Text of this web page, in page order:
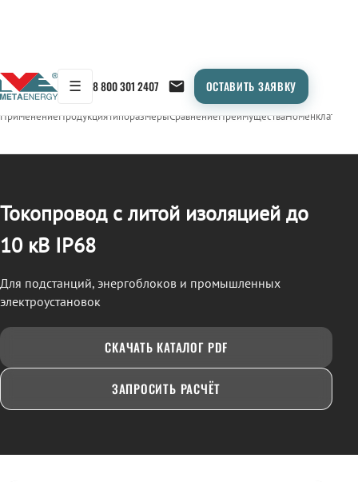
☰ 8 800 301 2407 ОСТАВИТЬ ЗАЯВКУ
← Продукция/ТОКОПРОВОД
ПрименениеПродукцияТипоразмерыСравнениеПреимуществаНоменклатура
Токопровод с литой изоляцией до
10 кВ IP68
Для подстанций, энергоблоков и промышленных
электроустановок
СКАЧАТЬ КАТАЛОГ PDF
ЗАПРОСИТЬ РАСЧЁТ